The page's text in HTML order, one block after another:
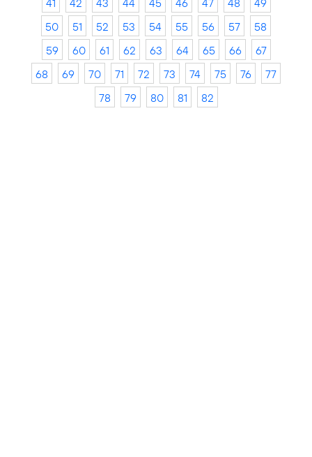
41
42 43 44 45 46 47 48
49
50
51 52 53 54 55 56 57
58
59
60 61 62 63 64 65 66
67
68
69 70 71 72 73 74 75 76
77
78
79 80 81 82